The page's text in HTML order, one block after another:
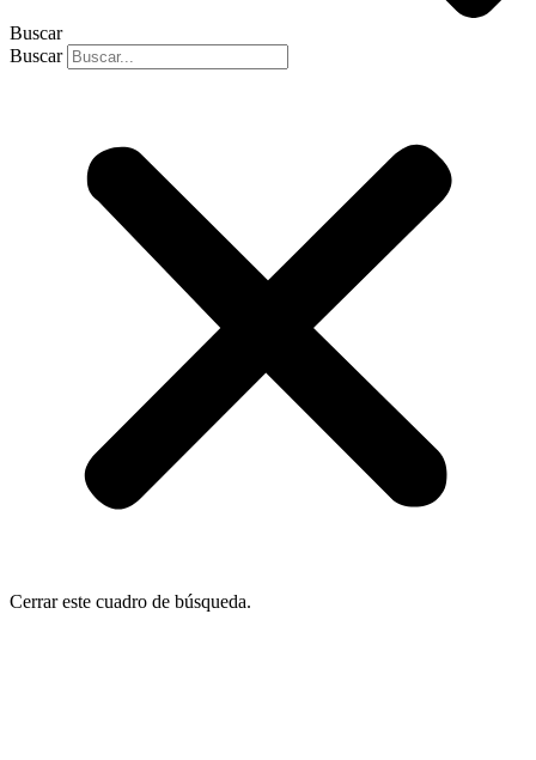
Buscar
Buscar
Cerrar este cuadro de búsqueda.